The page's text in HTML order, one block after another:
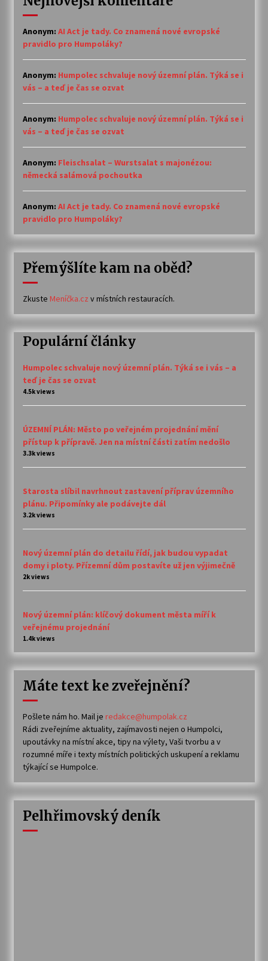
Anonym: AI Act je tady. Co znamená nové evropské
pravidlo pro Humpoláky?
Anonym: Humpolec schvaluje nový územní plán. Týká se i
vás – a teď je čas se ozvat
Anonym: Humpolec schvaluje nový územní plán. Týká se i
vás – a teď je čas se ozvat
Anonym: Fleischsalat – Wurstsalat s majonézou:
německá salámová pochoutka
Anonym: AI Act je tady. Co znamená nové evropské
pravidlo pro Humpoláky?
Přemýšlíte kam na oběd?
Zkuste Meníčka.cz v místních restauracích.
Populární články
Humpolec schvaluje nový územní plán. Týká se i vás – a
teď je čas se ozvat
4.5k views
ÚZEMNÍ PLÁN: Město po veřejném projednání mění
přístup k přípravě. Jen na místní části zatím nedošlo
3.3k views
Starosta slíbil navrhnout zastavení příprav územního
plánu. Připomínky ale podávejte dál
3.2k views
Nový územní plán do detailu řídí, jak budou vypadat
domy i ploty. Přízemní dům postavíte už jen výjimečně
2k views
Nový územní plán: klíčový dokument města míří k
veřejnému projednání
1.4k views
Máte text ke zveřejnění?
Pošlete nám ho. Mail je redakce@humpolak.cz
Rádi zveřejníme aktuality, zajímavosti nejen o Humpolci,
upoutávky na místní akce, tipy na výlety, Vaši tvorbu a v
rozumné míře i texty místních politických uskupení a reklamu
týkající se Humpolce.
Pelhřimovský deník